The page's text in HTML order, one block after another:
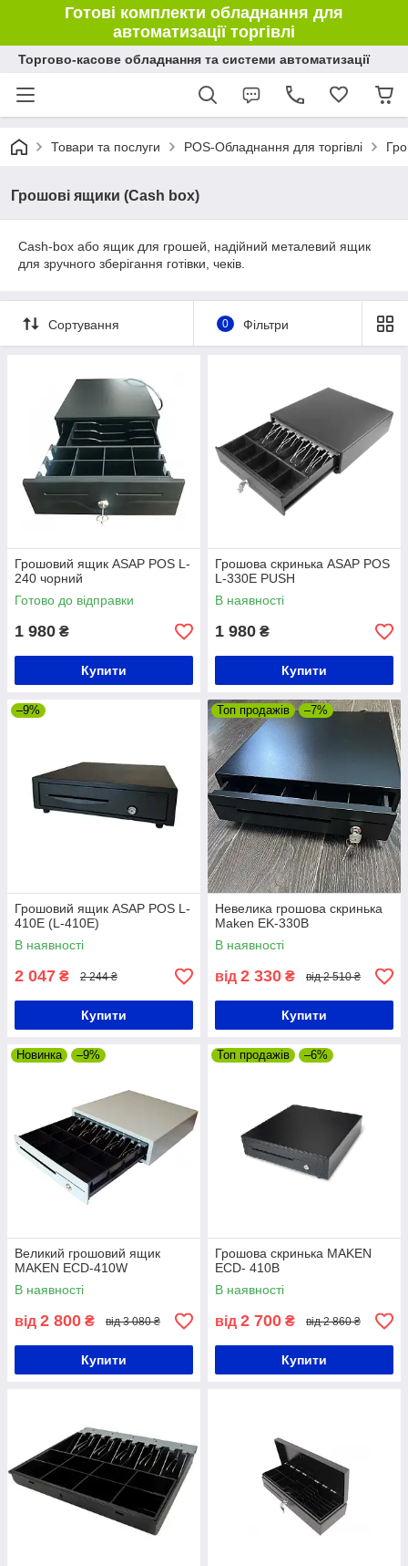
Готові комплекти обладнання для
автоматизації торгівлі
Торгово-касове обладнання та системи автоматизації
Товари та послуги POS-Обладнання для торгівлі
Грошові ящики (Cash box)
Cash-box або ящик для грошей, надійний металевий ящик
для зручного зберігання готівки, чеків.
Сортування 0 Фільтри
Грошовий ящик ASAP POS L-
240 чорний
Готово до відправки
1 980 ₴
Купити
Грошова скринька ASAP POS
L-330E PUSH
В наявності
1 980 ₴
Купити
–9%
Грошовий ящик ASAP POS L-
410E (L-410E)
В наявності
2 047 ₴ 2 244 ₴
Купити
Топ продажів –7%
Невелика грошова скринька
Maken EK-330B
В наявності
від 2 330 ₴ від 2 510 ₴
Купити
Новинка –9%
Великий грошовий ящик
MAKEN ECD-410W
В наявності
від 2 800 ₴ від 3 080 ₴
Купити
Топ продажів –6%
Грошова скринька MAKEN
ECD- 410B
В наявності
від 2 700 ₴ від 2 860 ₴
Купити